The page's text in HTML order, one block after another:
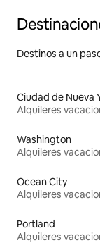
Destinos a un
Ciudad de Nueva
Alquileres
Washington
Alquileres
Ocean City
Alquileres
Portland
Alquileres